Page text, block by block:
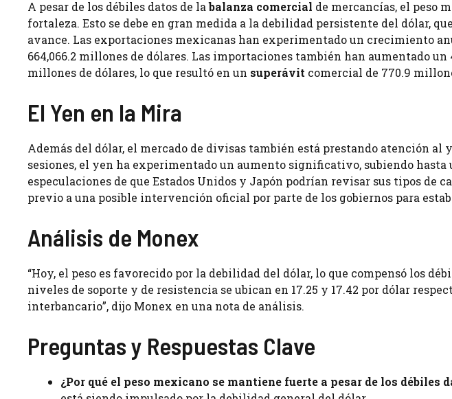
A pesar de los débiles datos de labalanza comercial de mercancías, el peso
fortaleza. Esto se debe en gran medida a la debilidad persistente del dólar,
avance. Las exportaciones mexicanas han experimentado un crecimiento
664,066.2 millones de dólares. Las importaciones también han aumentado un
millones de dólares, lo que resultó en un superávit comercial de 770.9
El Yen en la Mira
Además del dólar, el mercado de divisas también está prestando atención al
sesiones, el yen ha experimentado un aumento significativo, subiendo hasta
especulaciones de que Estados Unidos y Japón podrían revisar sus tipos de
previo a una posible intervención oficial por parte de los gobiernos para
Análisis de Monex
“Hoy, el peso es favorecido por la debilidad del dólar, lo que compensó los
niveles de soporte y de resistencia se ubican en 17.25 y 17.42 por dólar
interbancario”, dijo Monex en una nota de análisis.
Preguntas y Respuestas Clave
¿Por qué el peso mexicano se mantiene fuerte a pesar de los débiles